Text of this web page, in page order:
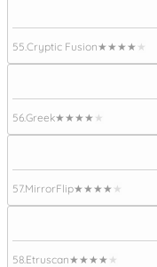
55. Cryptic Fusion★★★★★
56.Greek★★★★★
57.MirrorFlip★★★★★
58. Etruscan★★★★★